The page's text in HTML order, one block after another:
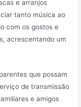
e arranjos
tanto música ao
com os gostos e
acrescentando um
que possam
de transmissão
e amigos